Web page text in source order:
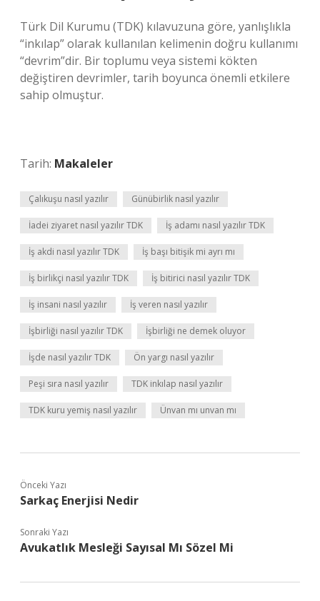
Türk Dil Kurumu (TDK) kılavuzuna göre, yanlışlıkla
“inkılap” olarak kullanılan kelimenin doğru kullanımı
“devrim”dir. Bir toplumu veya sistemi kökten
değiştiren devrimler, tarih boyunca önemli etkilere
sahip olmuştur.
Tarih: Makaleler
Çalıkuşu nasıl yazılır Günübirlik nasıl yazılır
İadei ziyaret nasıl yazılır TDK İş adamı nasıl yazılır TDK
İş akdi nasıl yazılır TDK İş başı bitişik mi ayrı mı
İş birlikçi nasıl yazılır TDK İş bitirici nasıl yazılır TDK
İş insani nasıl yazılır İş veren nasıl yazılır
İşbirliği nasıl yazılır TDK İşbirliği ne demek oluyor
İşde nasıl yazılır TDK Ön yargı nasıl yazılır
Peşi sıra nasıl yazılır TDK inkılap nasıl yazılır
TDK kuru yemiş nasıl yazılır Ünvan mı unvan mı
Önceki Yazı
Sarkaç Enerjisi Nedir
Sonraki Yazı
Avukatlık Mesleği Sayısal Mı Sözel Mi